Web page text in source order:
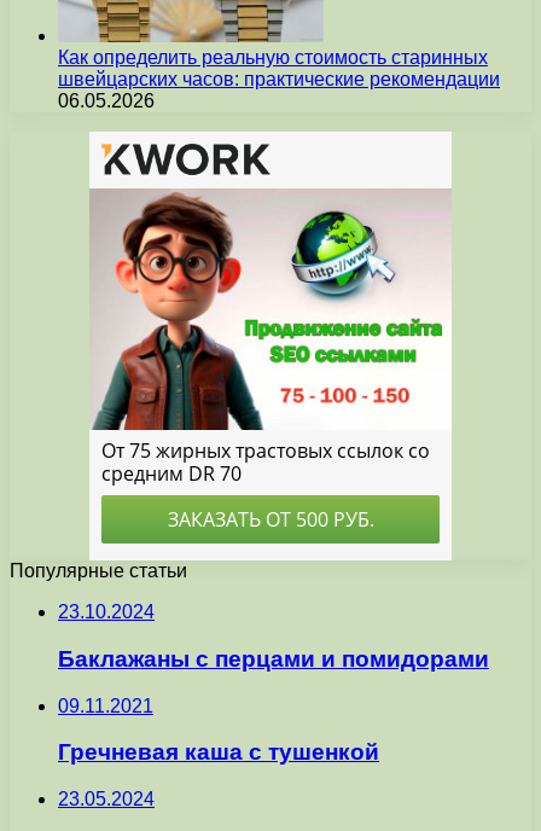
Как определить реальную стоимость старинных
швейцарских часов: практические рекомендации
06.05.2026
Популярные статьи
23.10.2024
Баклажаны с перцами и помидорами
09.11.2021
Гречневая каша с тушенкой
23.05.2024